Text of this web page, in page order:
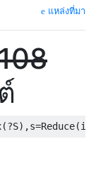
แหล่งที่มา
(?S),s=Reduce(